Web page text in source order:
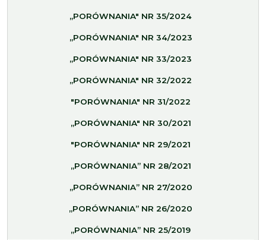
„PORÓWNANIA" NR 35/2024
„PORÓWNANIA" NR 34/2023
„PORÓWNANIA" NR 33/2023
„PORÓWNANIA" NR 32/2022
"PORÓWNANIA" NR 31/2022
„PORÓWNANIA" NR 30/2021
"PORÓWNANIA" NR 29/2021
„PORÓWNANIA” NR 28/2021
„PORÓWNANIA” NR 27/2020
„PORÓWNANIA” NR 26/2020
„PORÓWNANIA” NR 25/2019